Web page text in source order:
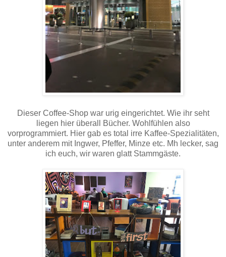
Dieser Coffee-Shop war urig eingerichtet. Wie ihr seht
liegen hier überall Bücher. Wohlfühlen also
vorprogrammiert. Hier gab es total irre Kaffee-Spezialitäten,
unter anderem mit Ingwer, Pfeffer, Minze etc. Mh lecker, sag
ich euch, wir waren glatt Stammgäste.